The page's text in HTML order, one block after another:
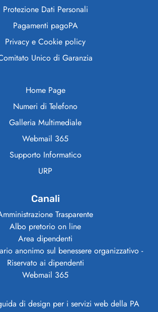
Protezione Dati Personali
Pagamenti pagoPA
Privacy e Cookie policy
Unico di Garanzia
Home Page
Numeri di Telefono
Galleria Multimediale
Webmail 365
Supporto Informatico
URP
Canali
Trasparente
Albo pretorio on line
Area dipendenti
anonimo sul benessere organizzativo -
Riservato ai dipendenti
Webmail 365